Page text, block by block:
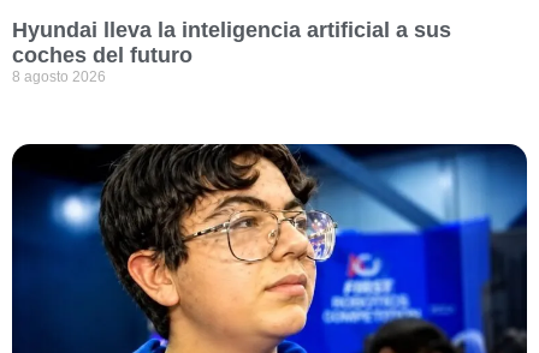
Hyundai lleva la inteligencia artificial a sus
coches del futuro
8 agosto 2026